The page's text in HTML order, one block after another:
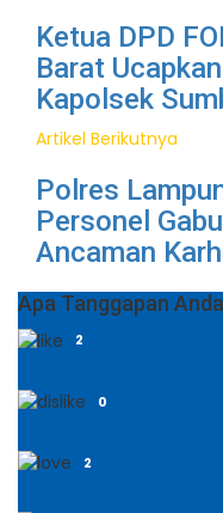
Ketua DPD
Barat
Kapolsek
Artikel Berikutnya
Polres
Personel
Ancaman
Apa Tanggapan
2
0
2